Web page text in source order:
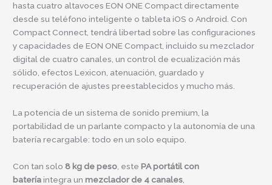
hasta cuatro altavoces EON ONE Compact directamente
desde su teléfono inteligente o tableta iOS o Android. Con
Compact Connect, tendrá libertad sobre las configuraciones
y capacidades de EON ONE Compact, incluido su mezclador
digital de cuatro canales, un control de ecualización más
sólido, efectos Lexicon, atenuación, guardado y
recuperación de ajustes preestablecidos y mucho más.
La potencia de un sistema de sonido premium, la
portabilidad de un parlante compacto y la autonomía de una
batería recargable: todo en un solo equipo.
Con tan solo 8 kg de peso , estePA portátil con
bateríaintegra unmezclador de 4 canales